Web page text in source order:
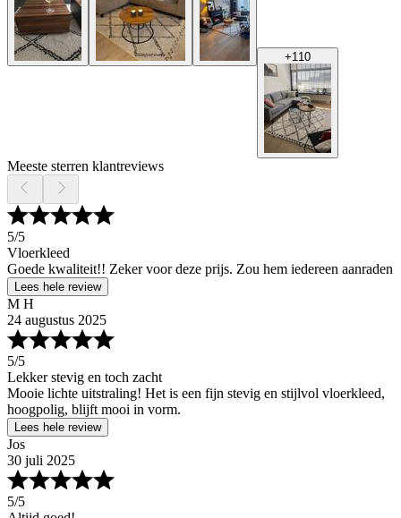
+110
Meeste sterren klantreviews
5/5
Vloerkleed
Goede kwaliteit!! Zeker voor deze prijs. Zou hem iedereen aanraden
Lees hele review
M H
24 augustus 2025
5/5
Lekker stevig en toch zacht
Mooie lichte uitstraling! Het is een fijn stevig en stijlvol vloerkleed,
hoogpolig, blijft mooi in vorm.
Lees hele review
Jos
30 juli 2025
5/5